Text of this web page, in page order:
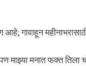
आहे; गावाहून
मनात फक्त तिला